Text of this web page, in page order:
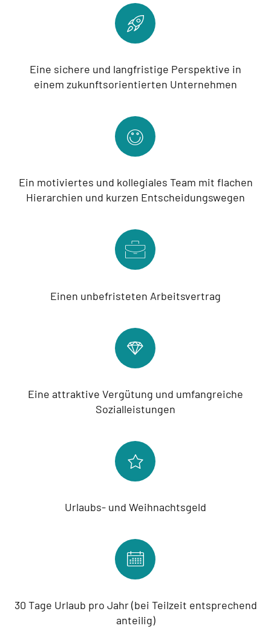
Eine sichere und langfristige Perspektive in
einem zukunftsorientierten Unternehmen
Ein motiviertes und kollegiales Team mit flachen
Hierarchien und kurzen Entscheidungswegen
Einen unbefristeten Arbeitsvertrag
Eine attraktive Vergütung und umfangreiche
Sozialleistungen
Urlaubs- und Weihnachtsgeld
30 Tage Urlaub pro Jahr (bei Teilzeit entsprechend
anteilig)